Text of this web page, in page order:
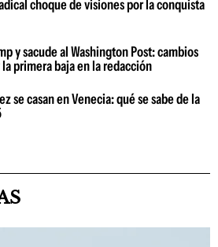
choque de visiones por la conquista
y sacude al Washington Post: cambios
primera baja en la redacción
se casan en Venecia: qué se sabe de la